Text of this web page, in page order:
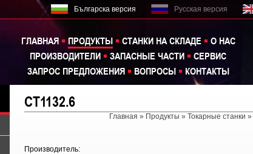
Българска версия Русская версия
ГЛАВНАЯ ПРОДУКТЫ СТАНКИ НА СКЛАДЕ
О НАС
ПРОИЗВОДИТЕЛИ
ЗАПАСНЫЕ ЧАСТИ
СЕРВИС
ЗАПРОС ПРЕДЛОЖЕНИЯ
ВОПРОСЫ КОНТАКТЫ
CT1132.6
Главная » Продукты » Токарные станки »
Производитель: